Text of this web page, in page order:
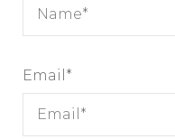
Email *